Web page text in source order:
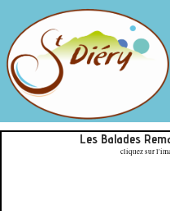
Les Balades
cliquez sur